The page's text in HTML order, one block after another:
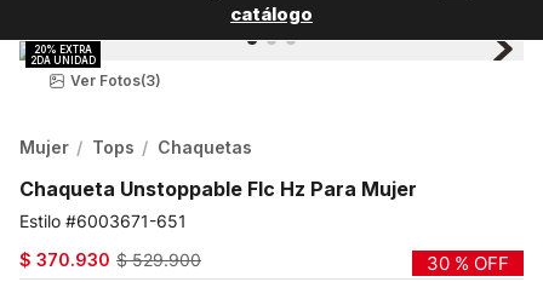
catálogo
Ver Fotos(3)
Mujer Tops Chaquetas
Chaqueta Unstoppable Flc Hz Para Mujer
6003671-651
$ 370.930 $ 529.900 30 % OFF